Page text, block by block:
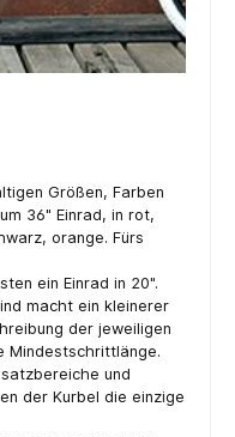
Größen, Farben
36" Einrad, in rot,
orange. Fürs
ein Einrad in 20".
macht ein kleinerer
der jeweiligen
Mindestschrittlänge.
und
der Kurbel die einzige